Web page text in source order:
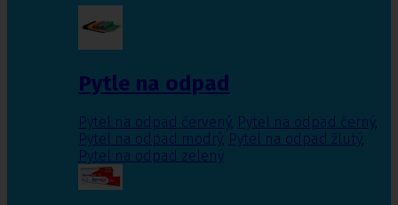
Pytle na odpad
Pytel na odpad červený, Pytel na odpad černý,
Pytel na odpad modrý, Pytel na odpad žlutý,
Pytel na odpad zelený